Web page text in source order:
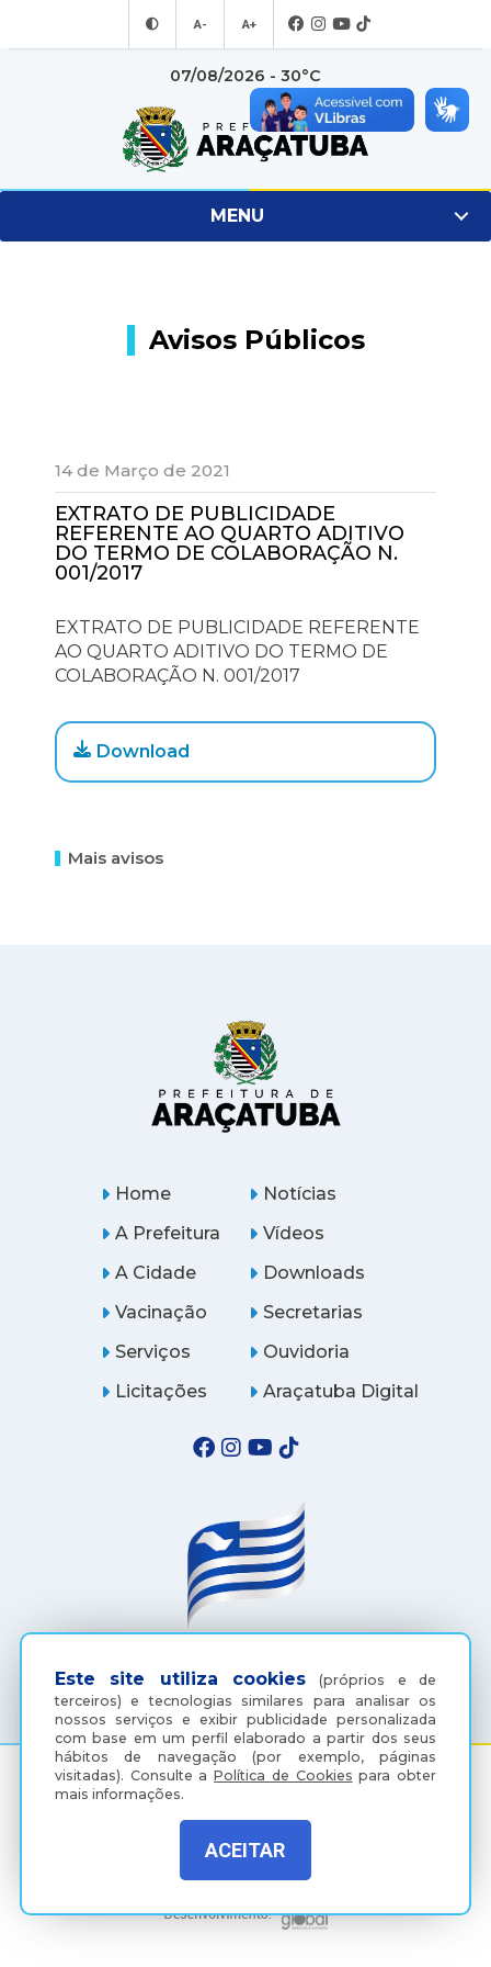
A- A+
07/08/2026 - 30°C
MENU
Avisos Públicos
14 de Março de 2021
EXTRATO DE PUBLICIDADE
REFERENTE AO QUARTO ADITIVO
DO TERMO DE COLABORAÇÃO N.
001/2017
EXTRATO DE PUBLICIDADE REFERENTE
AO QUARTO ADITIVO DO TERMO DE
COLABORAÇÃO N. 001/2017
Download
Mais avisos
Este site utiliza cookies (próprios e de
terceiros) e tecnologias similares para analisar os
nossos serviços e exibir publicidade personalizada
com base em um perfil elaborado a partir dos seus
hábitos de navegação (por exemplo, páginas
visitadas). Consulte aPolítica de Cookies para obter
mais informações.
ACEITAR
Home
A Prefeitura
A Cidade
Notícias
Vídeos
Downloads
Vacinação
Serviços
Licitações
Secretarias
Ouvidoria
Araçatuba Digital
(18) 3607-6500
Política de Privacidade